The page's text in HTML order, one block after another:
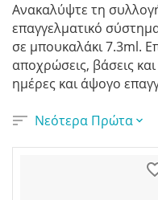
Ανακαλύψτε τη
επαγγελματικό
σε μπουκαλάκι 7.3ml.
αποχρώσεις, βάσεις
ημέρες και άψογο
Νεότερα Πρώτα